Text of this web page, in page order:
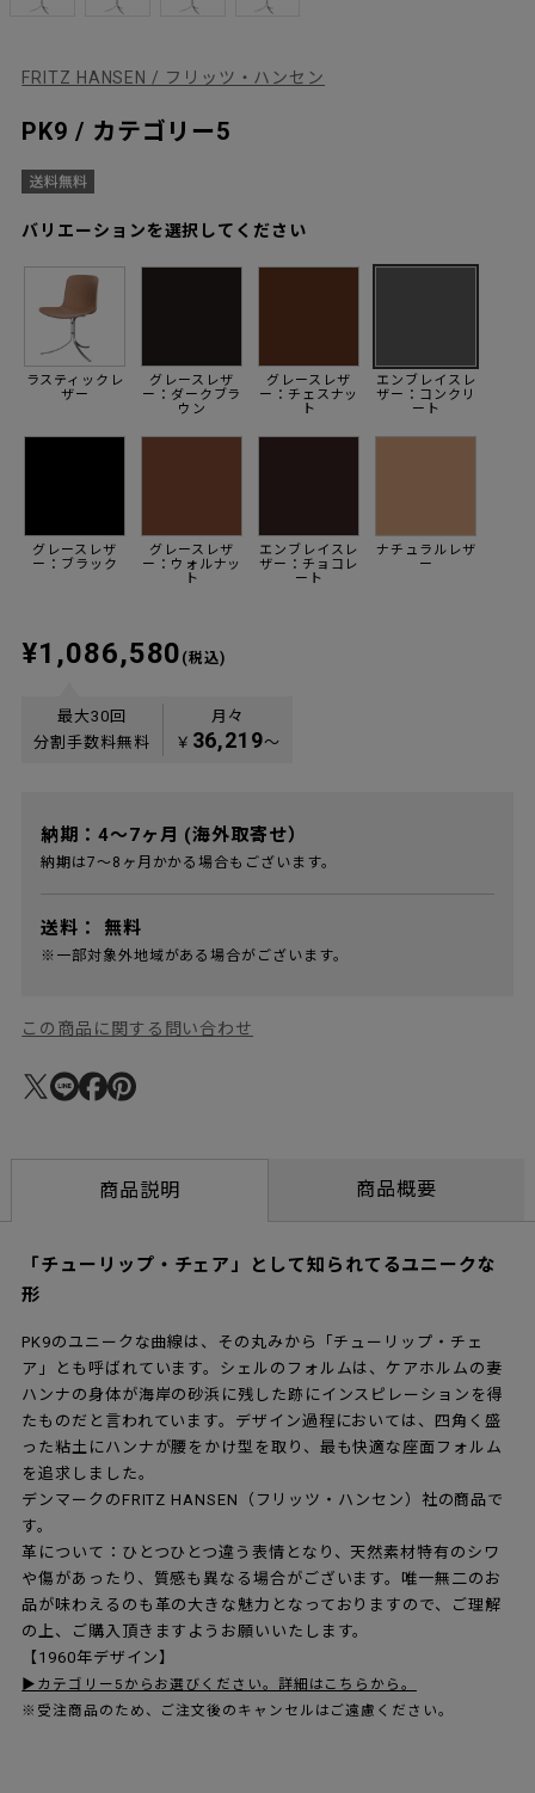
FRITZ HANSEN / フリッツ・ハンセン
PK9 / カテゴリー5
バリエーションを選択してください
ラスティックレ
ザー
グレースレザ
ー：ブラック
グレースレザ
ー：ダークブラ
ウン
グレースレザ
ー：ウォルナッ
ト
グレースレザ
ー：チェスナッ
ト
エンブレイスレ
ザー：チョコレ
ート
エンブレイスレ
ザー：コンクリ
ート
ナチュラルレザ
ー
¥1,086,580 (税込)
最大30回
分割手数料無料
月々
￥ 36,219〜
納期：4～7ヶ月 (海外取寄せ）
納期は7～8ヶ月かかる場合もございます。
送料： 無料
※一部対象外地域がある場合がございます。
この商品に関する問い合わせ
商品説明 商品概要
「チューリップ・チェア」として知られてるユニークな
形
PK9のユニークな曲線は、その丸みから「チューリップ・チェ
ア」とも呼ばれています。シェルのフォルムは、ケアホルムの妻
ハンナの身体が海岸の砂浜に残した跡にインスピレーションを得
たものだと言われています。デザイン過程においては、四角く盛
った粘土にハンナが腰をかけ型を取り、最も快適な座面フォルム
を追求しました。
デンマークのFRITZ HANSEN（フリッツ・ハンセン）社の商品で
す。
革について：ひとつひとつ違う表情となり、天然素材特有のシワ
や傷があったり、質感も異なる場合がございます。唯一無二のお
品が味わえるのも革の大きな魅力となっておりますので、ご理解
の上、ご購入頂きますようお願いいたします。
【1960年デザイン】
▶カテゴリー5からお選びください。詳細はこちらから。
※受注商品のため、ご注文後のキャンセルはご遠慮ください。